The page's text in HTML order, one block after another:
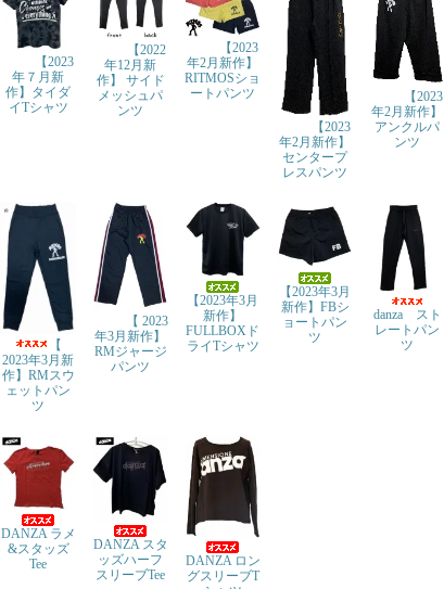
【2023
年７月新
作】タイダ
イTシャツ
【2022
年12月新
作】 サイド
メッシュパ
ンツ
【2023
年2月新作】
RITMOSショ
ートパンツ
【2023
年2月新作】
センタープ
レスパンツ
【2023
年2月新作】
アンクルパ
ンツ
【
2023年3月新
作】RMスウ
ェットパン
ツ
【 2023
年3月新作】
RMジャージ
パンツ
【2023年3月
新作】
FULLBOXド
ライTシャツ
【2023年3月
新作】FBシ
ョートパン
ツ
danza スト
レートパン
ツ
DANZA ラメ
&スタッズ
Tee
DANZA スタ
ッズハーフ
スリーブTee
DANZA ロン
グスリーブT